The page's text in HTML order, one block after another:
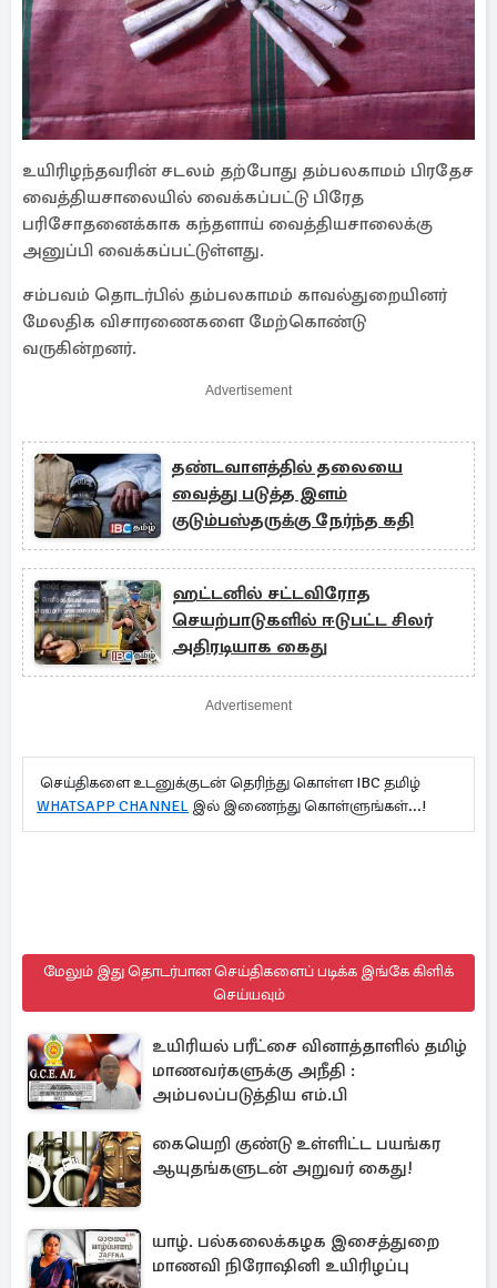
உயிரிழந்தவரின் சடலம் தற்போது தம்பலகாமம் பிரதேச
வைத்தியசாலையில் வைக்கப்பட்டு பிரேத
பரிசோதனைக்காக கந்தளாய் வைத்தியசாலைக்கு
அனுப்பி வைக்கப்பட்டுள்ளது.
சம்பவம் தொடர்பில் தம்பலகாமம் காவல்துறையினர்
மேலதிக விசாரணைகளை மேற்கொண்டு
வருகின்றனர்.
Advertisement
தண்டவாளத்தில் தலையை
வைத்து படுத்த இளம்
குடும்பஸ்தருக்கு நேர்ந்த கதி
ஹட்டனில் சட்டவிரோத
செயற்பாடுகளில் ஈடுபட்ட சிலர்
அதிரடியாக கைது
Advertisement
செய்திகளை உடனுக்குடன் தெரிந்து கொள்ள IBC தமிழ்
WHATSAPP CHANNEL இல் இணைந்து கொள்ளுங்கள்...!
மேலும் இது தொடர்பான செய்திகளைப் படிக்க இங்கே கிளிக்
செய்யவும்
உயிரியல் பரீட்சை வினாத்தாளில் தமிழ்
மாணவர்களுக்கு அநீதி :
அம்பலப்படுத்திய எம்.பி
கையெறி குண்டு உள்ளிட்ட பயங்கர
ஆயுதங்களுடன் அறுவர் கைது!
யாழ். பல்கலைக்கழக இசைத்துறை
மாணவி நிரோஷினி உயிரிழப்பு